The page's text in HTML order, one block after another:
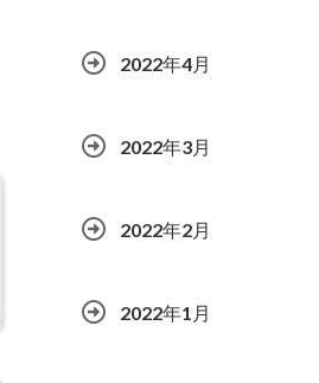
2022年4月
2022年3月
2022年2月
2022年1月